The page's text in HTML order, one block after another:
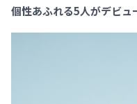
個性あふれる5人がデビュ